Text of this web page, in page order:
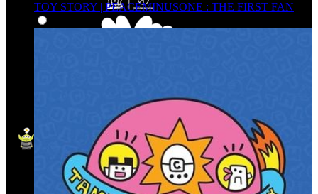
TOY STORY | PEACEMINUSONE : THE FIRST FAN